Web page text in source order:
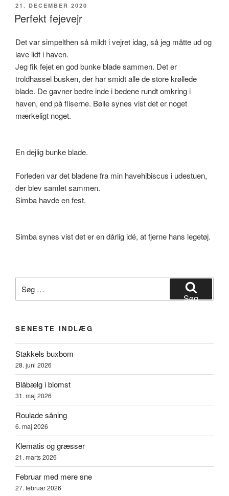
UDGIVET
DEN
21. DECEMBER 2020
Perfekt fejevejr
Det var simpelthen så mildt i vejret idag, så jeg måtte ud og
lave lidt i haven.
Jeg fik fejet en god bunke blade sammen. Det er
troldhassel busken, der har smidt alle de store krøllede
blade. De gavner bedre inde i bedene rundt omkring i
haven, end på fliserne. Bølle synes vist det er noget
mærkeligt noget.
En dejlig bunke blade.
Forleden var det bladene fra min havehibiscus i udestuen,
der blev samlet sammen.
Simba havde en fest.
Simba synes vist det er en dårlig idé, at fjerne hans legetøj.
efter:
Søg
SENESTE INDLÆG
Stakkels buxbom
28. juni 2026
Blåbælg i blomst
31. maj 2026
Roulade såning
6. maj 2026
Klematis og græsser
21. marts 2026
Februar med mere sne
27. februar 2026